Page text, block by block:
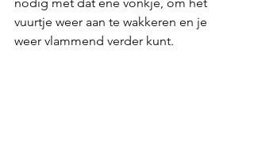
vuurtje weer aan te wakkeren en je
weer vlammend verder kunt.